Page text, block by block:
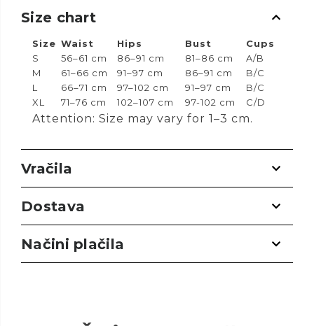
Size chart
Size Waist Hips Bust
Cups
S
56–61 cm 86–91 cm 81–86 cm
A/B
M
61–66 cm 91–97 cm 86–91 cm
B/C
L
66–71 cm 97–102 cm 91–97 cm
B/C
XL
71–76 cm 102–107 cm 97-102 cm C/D
Attention: Size may vary for 1–3 cm.
Vračila
Dostava
Načini plačila